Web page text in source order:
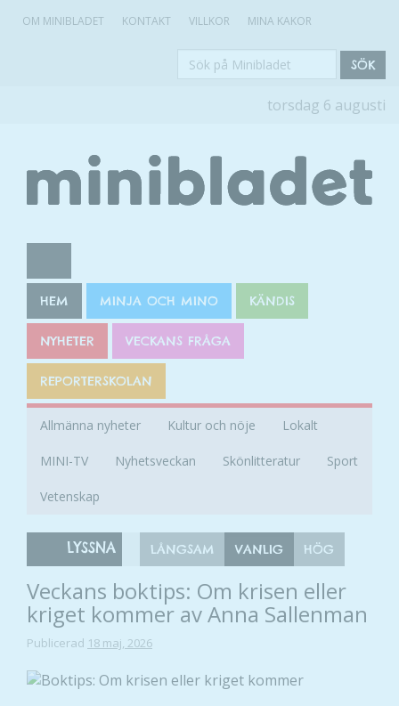
OM MINIBLADET KONTAKT VILLKOR MINA KAKOR
Sök
SÖK
torsdag 6 augusti
HEM MINJA OCH MINO KÄNDIS
NYHETER VECKANS FRÅGA
REPORTERSKOLAN
Allmänna nyheter Kultur och nöje Lokalt
MINI-TV Nyhetsveckan Skönlitteratur Sport
Vetenskap
LYSSNA LÅNGSAM VANLIG HÖG
Veckans boktips: Om krisen eller
kriget kommer av Anna Sallenman
Publicerad 18 maj, 2026